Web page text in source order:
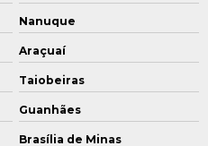
por metais pesados
Nanuque
Araçuaí
Taiobeiras
Guanhães
Brasília de Minas